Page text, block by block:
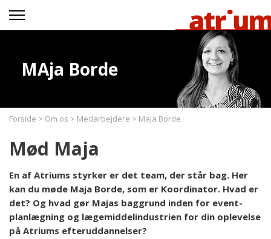
MAja Borde
Forside > Om os > Medarbejdere > Maja Borde
Mød Maja
En af Atriums styrker er det team, der står bag. Her
kan du møde Maja Borde, som er Koordinator. Hvad er
det? Og hvad gør Majas baggrund inden for event-
planlægning og lægemiddelindustrien for din oplevelse
på Atriums efteruddannelser?